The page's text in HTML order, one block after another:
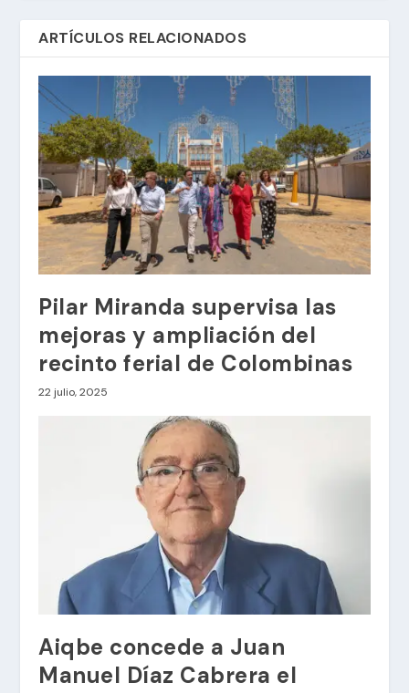
ARTÍCULOS RELACIONADOS
Pilar Miranda supervisa las
mejoras y ampliación del
recinto ferial de Colombinas
22 julio, 2025
Aiqbe concede a Juan
Manuel Díaz Cabrera el